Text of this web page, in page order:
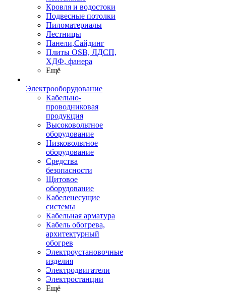
Кровля и водостоки
Подвесные потолки
Пиломатериалы
Лестницы
Панели,Сайдинг
Плиты OSB, ЛДСП,
ХДФ, фанера
Ещё
Электрооборудование
Кабельно-
проводниковая
продукция
Высоковольтное
оборудование
Низковольтное
оборудование
Средства
безопасности
Щитовое
оборудование
Кабеленесущие
системы
Кабельная арматура
Кабель обогрева,
архитектурный
обогрев
Электроустановочные
изделия
Электродвигатели
Электростанции
Ещё